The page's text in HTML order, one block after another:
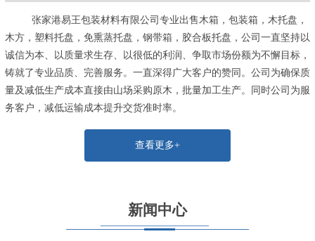
张家港易王包装材料有限公司专业出售木箱，包装箱，木托盘，
木方，塑料托盘，免熏蒸托盘，钢带箱，胶合板托盘，公司一直坚持以
诚信为本、以质量求生存、以很低的利润、争取市场份额为不懈目标，
铸就了专业品质、完善服务。一直深得广大客户的赞同。公司为确保质
量及减低生产成本直接由山场采购原木，批量加工生产。同时公司为服
务客户，减低运输成本提升交货准时率。
查看更多+
新闻中心